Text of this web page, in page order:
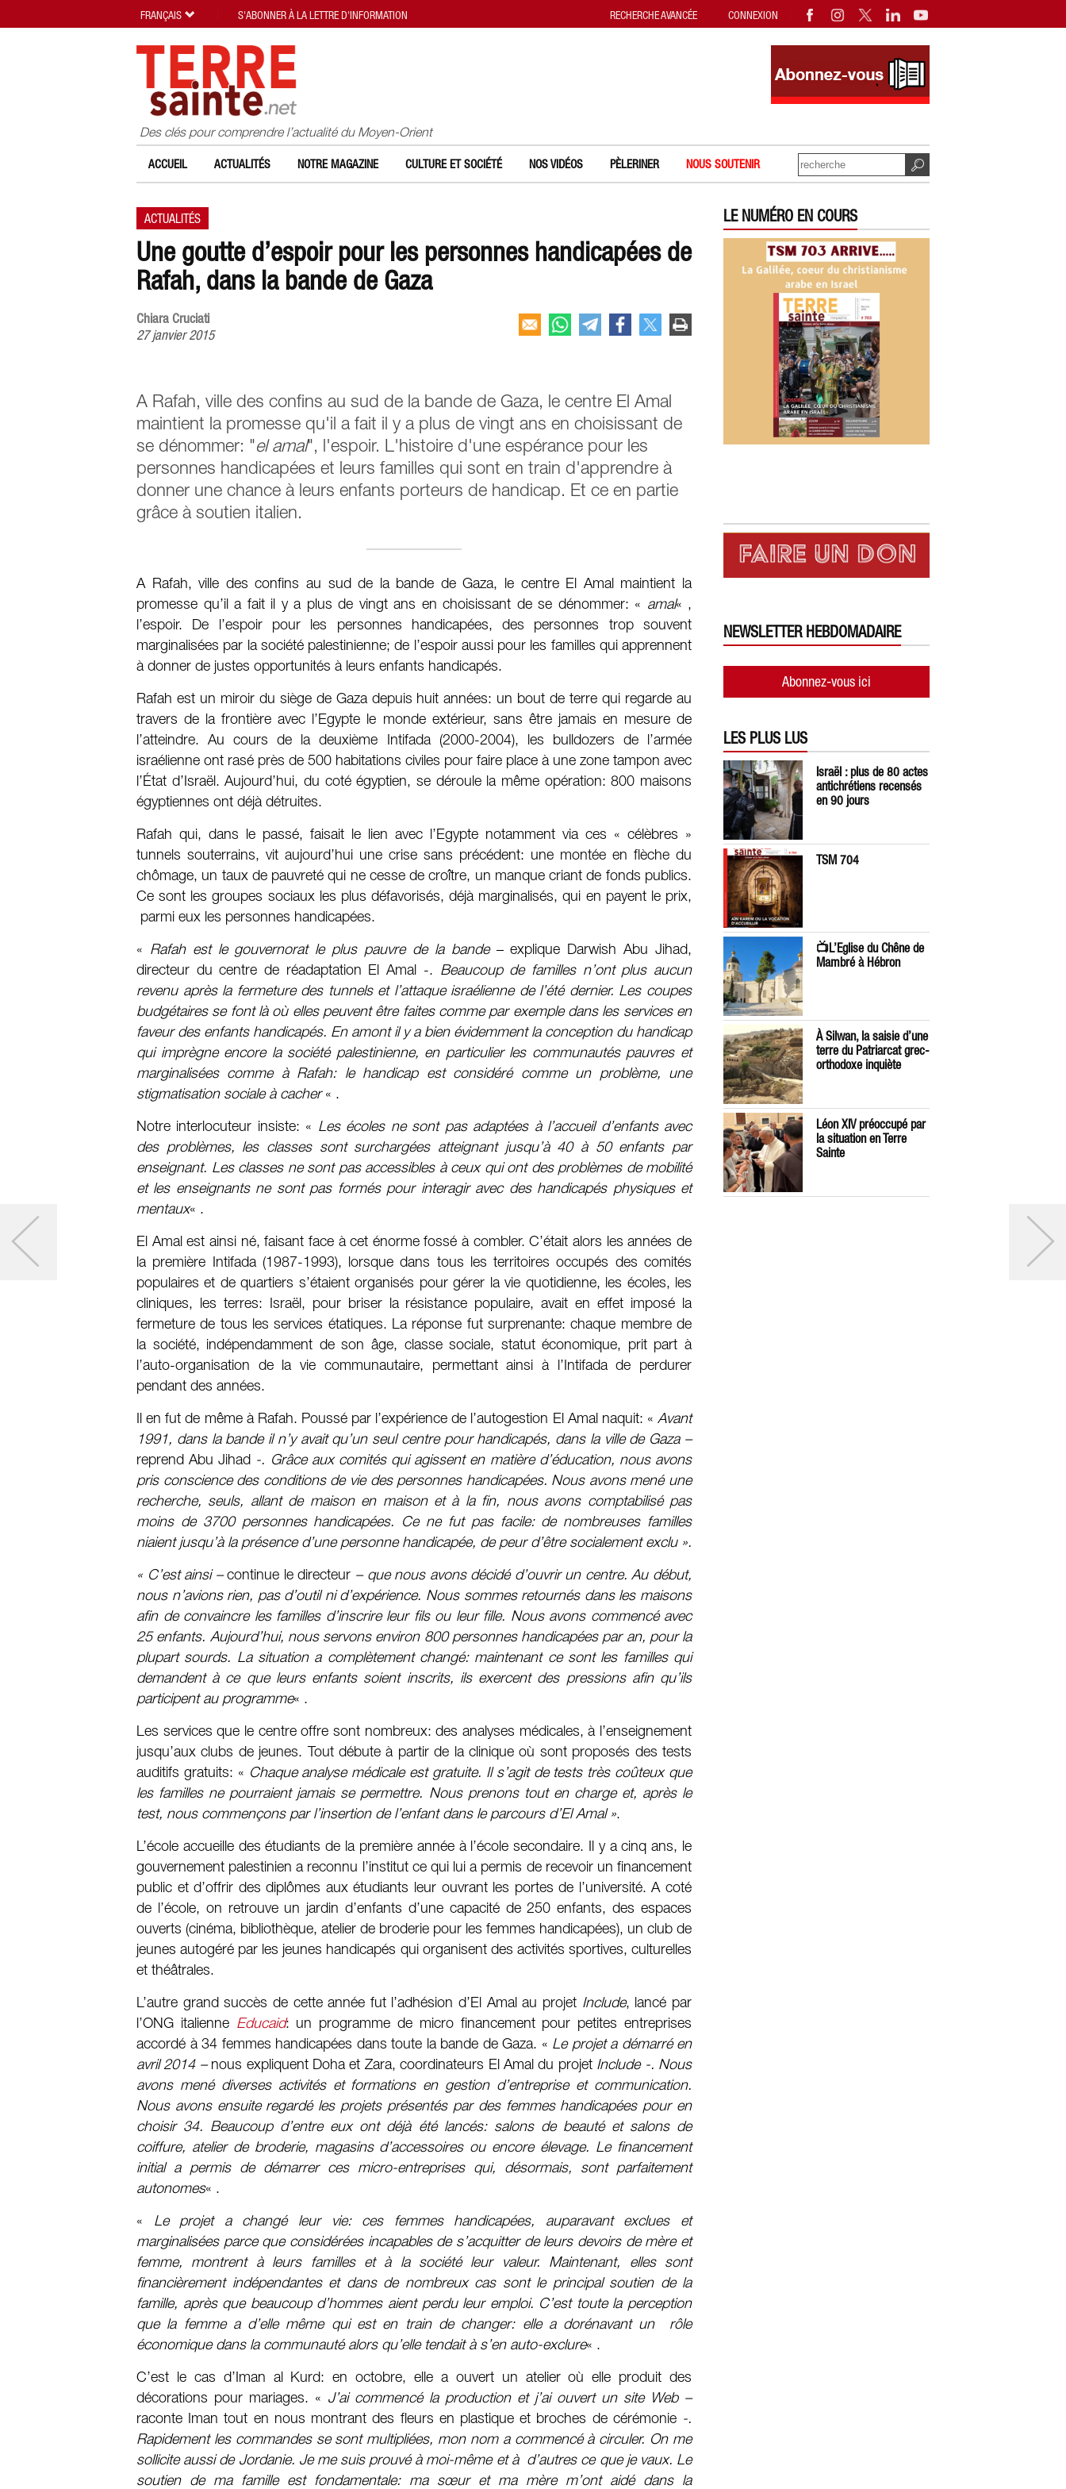
Des clés pour comprendre l’actualité du Moyen-Orient
ACCUEIL ACTUALITÉS NOTRE MAGAZINE CULTURE ET SOCIÉTÉ NOS VIDÉOS PÈLERINER NOUS SOUTENIR
ACTUALITÉS
Une goutte d’espoir pour les personnes handicapées de
Rafah, dans la bande de Gaza
Chiara Cruciati
27 janvier 2015
A Rafah, ville des confins au sud de la bande de Gaza, le centre El Amal
maintient la promesse qu'il a fait il y a plus de vingt ans en choisissant de
se dénommer: "el amal", l'espoir. L'histoire d'une espérance pour les
personnes handicapées et leurs familles qui sont en train d'apprendre à
donner une chance à leurs enfants porteurs de handicap. Et ce en partie
grâce à soutien italien.
A Rafah, ville des confins au sud de la bande de Gaza, le centre El Amal maintient la
promesse qu’il a fait il y a plus de vingt ans en choisissant de se dénommer: « amal« ,
l’espoir. De l’espoir pour les personnes handicapées, des personnes trop souvent
marginalisées par la société palestinienne; de l’espoir aussi pour les familles qui apprennent
à donner de justes opportunités à leurs enfants handicapés.
Rafah est un miroir du siège de Gaza depuis huit années: un bout de terre qui regarde au
travers de la frontière avec l’Egypte le monde extérieur, sans être jamais en mesure de
l’atteindre. Au cours de la deuxième Intifada (2000-2004), les bulldozers de l’armée
israélienne ont rasé près de 500 habitations civiles pour faire place à une zone tampon avec
l’État d’Israël. Aujourd’hui, du coté égyptien, se déroule la même opération: 800 maisons
égyptiennes ont déjà détruites.
Rafah qui, dans le passé, faisait le lien avec l’Egypte notamment via ces « célèbres »
tunnels souterrains, vit aujourd’hui une crise sans précédent: une montée en flèche du
chômage, un taux de pauvreté qui ne cesse de croître, un manque criant de fonds publics.
Ce sont les groupes sociaux les plus défavorisés, déjà marginalisés, qui en payent le prix,
parmi eux les personnes handicapées.
« Rafah est le gouvernorat le plus pauvre de la bande– explique Darwish Abu Jihad,
directeur du centre de réadaptation El Amal -. Beaucoup de familles n’ont plus aucun
revenu après la fermeture des tunnels et l’attaque israélienne de l’été dernier. Les coupes
budgétaires se font là où elles peuvent être faites comme par exemple dans les services en
faveur des enfants handicapés. En amont il y a bien évidemment la conception du handicap
qui imprègne encore la société palestinienne, en particulier les communautés pauvres et
marginalisées comme à Rafah: le handicap est considéré comme un problème, une
stigmatisation sociale à cacher« .
Notre interlocuteur insiste: « Les écoles ne sont pas adaptées à l’accueil d’enfants avec
des problèmes, les classes sont surchargées atteignant jusqu’à 40 à 50 enfants par
enseignant. Les classes ne sont pas accessibles à ceux qui ont des problèmes de mobilité
et les enseignants ne sont pas formés pour interagir avec des handicapés physiques et
mentaux« .
El Amal est ainsi né, faisant face à cet énorme fossé à combler. C’était alors les années de
la première Intifada (1987-1993), lorsque dans tous les territoires occupés des comités
populaires et de quartiers s’étaient organisés pour gérer la vie quotidienne, les écoles, les
cliniques, les terres: Israël, pour briser la résistance populaire, avait en effet imposé la
fermeture de tous les services étatiques. La réponse fut surprenante: chaque membre de
la société, indépendamment de son âge, classe sociale, statut économique, prit part à
l’auto-organisation de la vie communautaire, permettant ainsi à l’Intifada de perdurer
pendant des années.
Il en fut de même à Rafah. Poussé par l’expérience de l’autogestion El Amal naquit: « Avant
1991, dans la bande il n’y avait qu’un seul centre pour handicapés, dans la ville de Gaza –
reprend Abu Jihad -. Grâce aux comités qui agissent en matière d’éducation, nous avons
pris conscience des conditions de vie des personnes handicapées. Nous avons mené une
recherche, seuls, allant de maison en maison et à la fin, nous avons comptabilisé pas
moins de 3700 personnes handicapées. Ce ne fut pas facile: de nombreuses familles
niaient jusqu’à la présence d’une personne handicapée, de peur d’être socialement exclu ».
« C’est ainsi –continue le directeur – que nous avons décidé d’ouvrir un centre. Au début,
nous n’avions rien, pas d’outil ni d’expérience. Nous sommes retournés dans les maisons
afin de convaincre les familles d’inscrire leur fils ou leur fille. Nous avons commencé avec
25 enfants. Aujourd’hui, nous servons environ 800 personnes handicapées par an, pour la
plupart sourds. La situation a complètement changé: maintenant ce sont les familles qui
demandent à ce que leurs enfants soient inscrits, ils exercent des pressions afin qu’ils
participent au programme« .
Les services que le centre offre sont nombreux: des analyses médicales, à l’enseignement
jusqu’aux clubs de jeunes. Tout débute à partir de la clinique où sont proposés des tests
auditifs gratuits: « Chaque analyse médicale est gratuite. Il s’agit de tests très coûteux que
les familles ne pourraient jamais se permettre. Nous prenons tout en charge et, après le
test, nous commençons par l’insertion de l’enfant dans le parcours d’El Amal ».
L’école accueille des étudiants de la première année à l’école secondaire. Il y a cinq ans, le
gouvernement palestinien a reconnu l’institut ce qui lui a permis de recevoir un financement
public et d’offrir des diplômes aux étudiants leur ouvrant les portes de l’université. A coté
de l’école, on retrouve un jardin d’enfants d’une capacité de 250 enfants, des espaces
ouverts (cinéma, bibliothèque, atelier de broderie pour les femmes handicapées), un club de
jeunes autogéré par les jeunes handicapés qui organisent des activités sportives, culturelles
et théâtrales.
L’autre grand succès de cette année fut l’adhésion d’El Amal au projet Include, lancé par
l’ONG italienne Educaid: un programme de micro financement pour petites entreprises
accordé à 34 femmes handicapées dans toute la bande de Gaza. « Le projet a démarré en
avril 2014 – nous expliquent Doha et Zara, coordinateurs El Amal du projet Include -. Nous
avons mené diverses activités et formations en gestion d’entreprise et communication.
Nous avons ensuite regardé les projets présentés par des femmes handicapées pour en
choisir 34. Beaucoup d’entre eux ont déjà été lancés: salons de beauté et salons de
coiffure, atelier de broderie, magasins d’accessoires ou encore élevage. Le financement
initial a permis de démarrer ces micro-entreprises qui, désormais, sont parfaitement
autonomes« .
« Le projet a changé leur vie: ces femmes handicapées, auparavant exclues et
marginalisées parce que considérées incapables de s’acquitter de leurs devoirs de mère et
femme, montrent à leurs familles et à la société leur valeur. Maintenant, elles sont
financièrement indépendantes et dans de nombreux cas sont le principal soutien de la
famille, après que beaucoup d’hommes aient perdu leur emploi. C’est toute la perception
que la femme a d’elle même qui est en train de changer: elle a dorénavant un rôle
économique dans la communauté alors qu’elle tendait à s’en auto-exclure« .
C’est le cas d’Iman al Kurd: en octobre, elle a ouvert un atelier où elle produit des
décorations pour mariages. « J’ai commencé la production et j’ai ouvert un site Web –
raconte Iman tout en nous montrant des fleurs en plastique et broches de cérémonie-.
Rapidement les commandes se sont multipliées, mon nom a commencé à circuler. On me
sollicite aussi de Jordanie. Je me suis prouvé à moi-même et à d’autres ce que je vaux. Le
soutien de ma famille est fondamentale: ma sœur et ma mère m’ont aidé dans la
LE NUMÉRO EN COURS
NEWSLETTER HEBDOMADAIRE
Abonnez-vous ici
LES PLUS LUS
Israël : plus de 80 actes
antichrétiens recensés
en 90 jours
TSM 704
📺L’Eglise du Chêne de
Mambré à Hébron
À Silwan, la saisie d’une
terre du Patriarcat grec-
orthodoxe inquiète
Léon XIV préoccupé par
la situation en Terre
Sainte
RECHERCHE AVANCÉE CONNEXION
FRANÇAIS S'ABONNER À LA LETTRE D'INFORMATION